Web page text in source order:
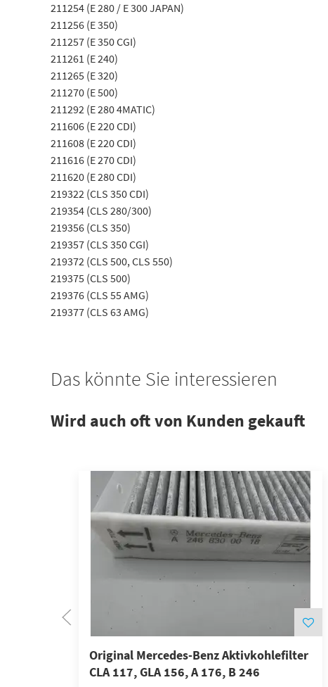
211254 (E 280 / E 300 JAPAN)
211256 (E 350)
211257 (E 350 CGI)
211261 (E 240)
211265 (E 320)
211270 (E 500)
211292 (E 280 4MATIC)
211606 (E 220 CDI)
211608 (E 220 CDI)
211616 (E 270 CDI)
211620 (E 280 CDI)
219322 (CLS 350 CDI)
219354 (CLS 280/300)
219356 (CLS 350)
219357 (CLS 350 CGI)
219372 (CLS 500, CLS 550)
219375 (CLS 500)
219376 (CLS 55 AMG)
219377 (CLS 63 AMG)
Das könnte Sie interessieren
Wird auch oft von Kunden gekauft
Original Mercedes-Benz Aktivkohlefilter
CLA 117, GLA 156, A 176, B 246